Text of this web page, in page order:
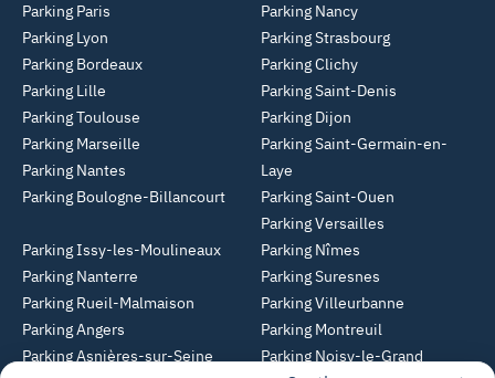
Parking Paris
Parking Lyon
Parking Bordeaux
Parking Lille
Parking Toulouse
Parking Marseille
Parking Nantes
Parking Boulogne-Billancourt
Parking Nancy
Parking Strasbourg
Parking Clichy
Parking Saint-Denis
Parking Dijon
Parking Saint-Germain-en-
Laye
Parking Saint-Ouen
Parking Versailles
Parking Issy-les-Moulineaux
Parking Nanterre
Parking Rueil-Malmaison
Parking Angers
Parking Asnières-sur-Seine
Parking Nîmes
Parking Suresnes
Parking Villeurbanne
Parking Montreuil
Parking Noisy-le-Grand